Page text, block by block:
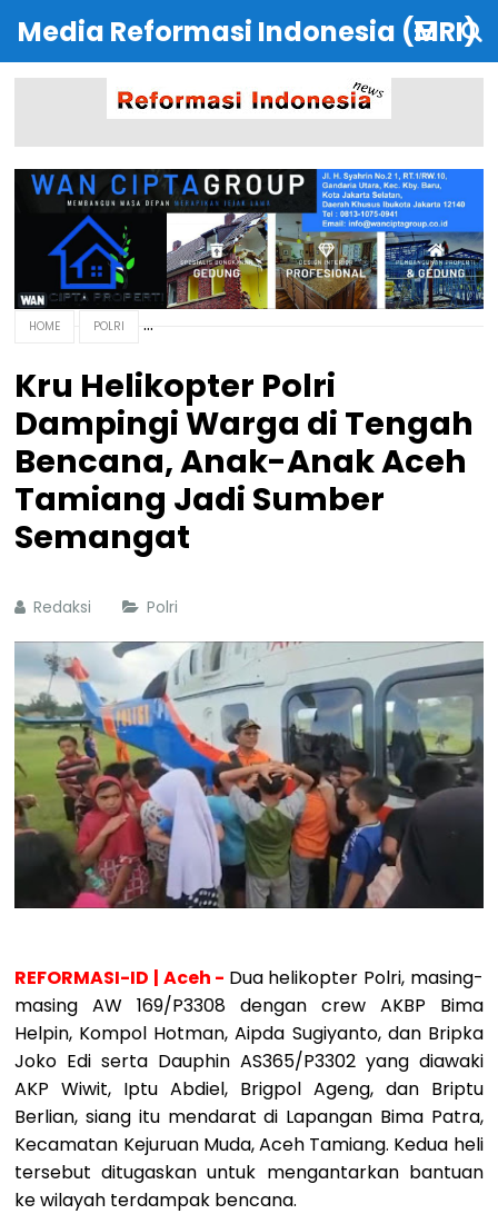
Media Reformasi Indonesia (MRI)
HOME POLRI
Kru Helikopter Polri
Dampingi Warga di Tengah
Bencana, Anak-Anak Aceh
Tamiang Jadi Sumber
Semangat
Redaksi Polri
REFORMASI-ID | Aceh - Dua helikopter Polri, masing-
masing AW 169/P3308 dengan crew AKBP Bima
Helpin, Kompol Hotman, Aipda Sugiyanto, dan Bripka
Joko Edi serta Dauphin AS365/P3302 yang diawaki
AKP Wiwit, Iptu Abdiel, Brigpol Ageng, dan Briptu
Berlian, siang itu mendarat di Lapangan Bima Patra,
Kecamatan Kejuruan Muda, Aceh Tamiang. Kedua heli
tersebut ditugaskan untuk mengantarkan bantuan
ke wilayah terdampak bencana.